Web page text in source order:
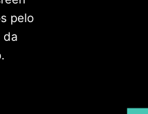
pelo
da